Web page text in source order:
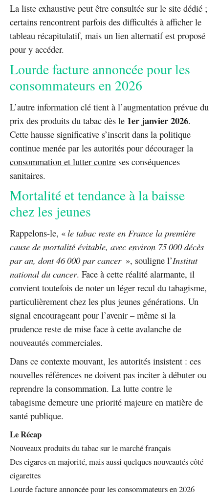
La liste exhaustive peut être consultée sur le site dédié ;
certains rencontrent parfois des difficultés à afficher le
tableau récapitulatif, mais un lien alternatif est proposé
pour y accéder.
Lourde facture annoncée pour les
consommateurs en 2026
L’autre information clé tient à l’augmentation prévue du
prix des produits du tabac dès le 1er janvier 2026.
Cette hausse significative s’inscrit dans la politique
continue menée par les autorités pour décourager la
consommation et lutter contre ses conséquences
sanitaires.
Mortalité et tendance à la baisse
chez les jeunes
Rappelons-le, «le tabac reste en France la première
cause de mortalité évitable, avec environ 75 000 décès
par an, dont 46 000 par cancer », souligne l’Institut
national du cancer. Face à cette réalité alarmante, il
convient toutefois de noter un léger recul du tabagisme,
particulièrement chez les plus jeunes générations. Un
signal encourageant pour l’avenir – même si la
prudence reste de mise face à cette avalanche de
nouveautés commerciales.
Dans ce contexte mouvant, les autorités insistent : ces
nouvelles références ne doivent pas inciter à débuter ou
reprendre la consommation. La lutte contre le
tabagisme demeure une priorité majeure en matière de
santé publique.
Le Récap
Nouveaux produits du tabac sur le marché français
Des cigares en majorité, mais aussi quelques nouveautés côté
cigarettes
Lourde facture annoncée pour les consommateurs en 2026